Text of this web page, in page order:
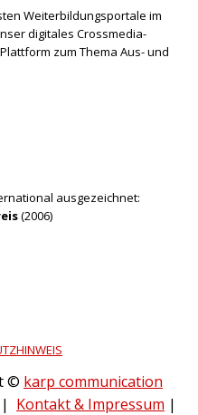
Weiterbildungsportale im
digitales Crossmedia-
zum Thema Aus- und
ausgezeichnet:
(2006)
© karp communication
| Kontakt & Impressum |